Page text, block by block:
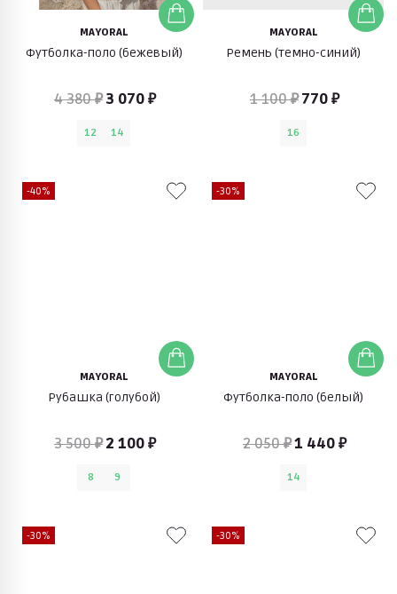
MAYORAL
Футболка-поло (бежевый)
4 380 ₽3 070 ₽
12 14
MAYORAL
Ремень (темно-синий)
1 100 ₽ 770 ₽
16
-40%
MAYORAL
Рубашка (голубой)
3 500 ₽ 2 100 ₽
8 9
-30%
MAYORAL
Футболка-поло (белый)
2 050 ₽1 440 ₽
14
-30% -30%